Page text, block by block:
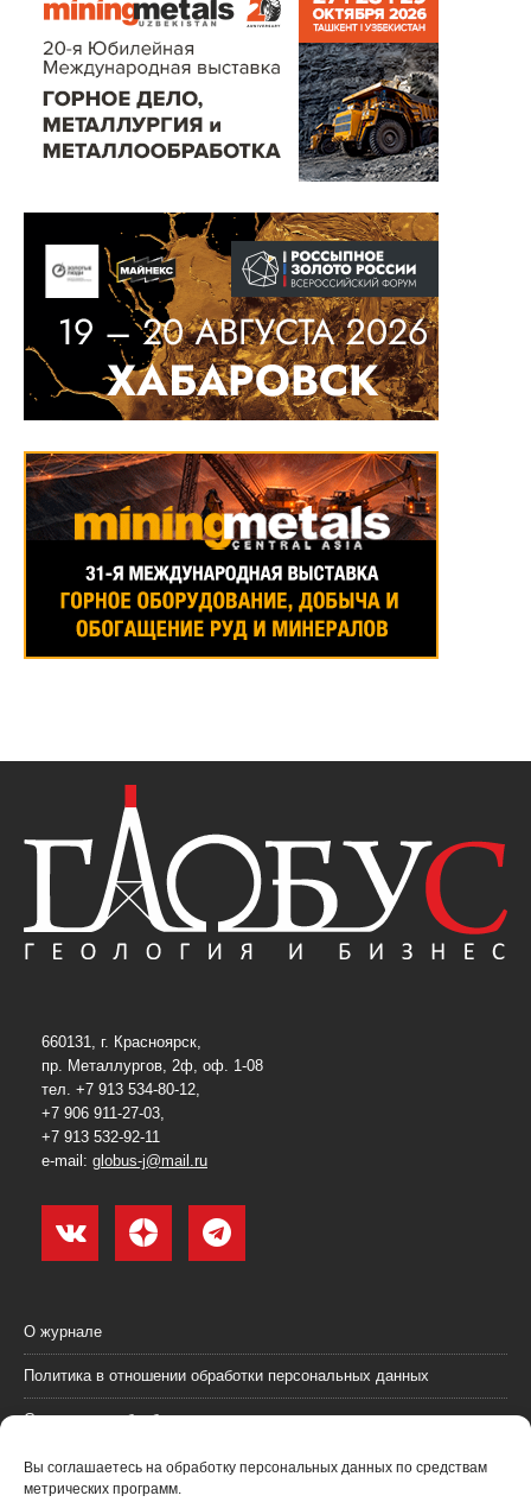
Вы соглашаетесь на обработку персональных данных по средствам
метрических программ.
660131, г. Красноярск,
пр. Металлургов, 2ф, оф. 1-08
тел. +7 913 534-80-12,
+7 906 911-27-03,
+7 913 532-92-11
e-mail: globus-j@mail.ru
О журнале
Политика в отношении обработки персональных данных
Согласие на обработку персональных данных
Пользовательское соглашение (оферта)